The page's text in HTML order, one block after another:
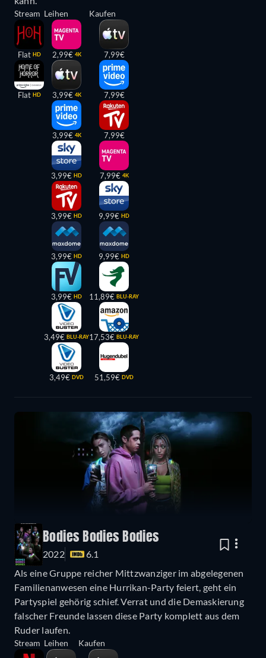
Stream
Flat HD
Flat HD
Leihen
2,99€ 4K
3,99€ 4K
3,99€ 4K
3,99€ HD
3,99€ HD
3,99€ HD
3,99€ HD
3,49€ BLU-RAY
3,49€ DVD
Kaufen
7,99€
7,99€
7,99€
7,99€ 4K
9,99€ HD
9,99€ HD
11,89€ BLU-RAY
17,53€ BLU-RAY
51,59€ DVD
Bodies Bodies Bodies
2022
6.1
Als eine Gruppe reicher Mittzwanziger im abgelegenen
Familienanwesen eine Hurrikan-Party feiert, geht ein
Partyspiel gehörig schief. Verrat und die Demaskierung
falscher Freunde lassen diese Party komplett aus dem
Ruder laufen.
Stream Leihen Kaufen